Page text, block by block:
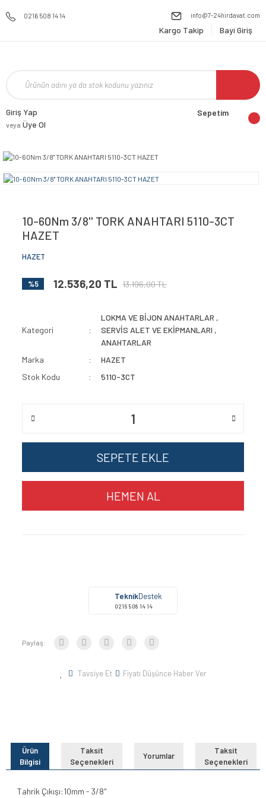
0216 508 14 14 info@7-24hirdavat.com
Kargo Takip Bayi Giriş
Giriş Yap
veya Üye Ol
Sepetim
10-60Nm 3/8'' TORK ANAHTARI 5110-3CT
HAZET
HAZET
%5 12.536,20 TL 13.196,00 TL
Kategori
LOKMA VE BİJON ANAHTARLAR ,
SERVİS ALET VE EKİPMANLARI ,
ANAHTARLAR
Marka
HAZET
Stok Kodu
5110-3CT
SEPETE EKLE
HEMEN AL
TeknikDestek
0216 508 14 14
Paylaş:
Tavsiye Et Fiyatı Düşünce Haber Ver
Ürün
Bilgisi
Taksit
Seçenekleri
Yorumlar
Taksit
Seçenekleri
Tahrik Çıkışı:10mm - 3/8"